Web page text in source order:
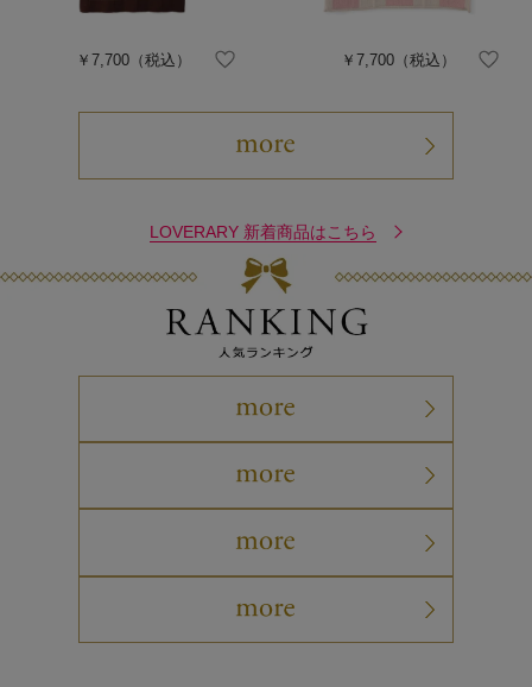
￥7,700 （税込） ￥7,700（税込）
LOVERARY 新着商品はこちら